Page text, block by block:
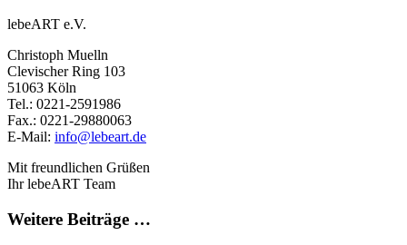
lebeART e.V.
Christoph Muelln
Clevischer Ring 103
51063 Köln
Tel.: 0221-2591986
Fax.: 0221-29880063
E-Mail: info@lebeart.de
Mit freundlichen Grüßen
Ihr lebeART Team
Weitere Beiträge …